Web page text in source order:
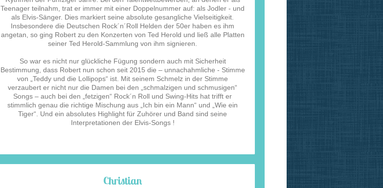
Teenager teilnahm, trat er immer mit einer Doppelnummer auf: als Jodler - und
als Elvis-Sänger. Dies markiert seine absolute gesangliche Vielseitigkeit.
Insbesondere die Deutschen Rock´n´Roll Helden der 50er haben es ihm
angetan, so ging Robert zu den Konzerten von Ted Herold und ließ alle Platten
seiner Ted Herold-Sammlung von ihm signieren.
So war es nicht nur glückliche Fügung sondern auch mit Sicherheit
Bestimmung, dass Robert nun schon seit 2015 die – unnachahmliche - Stimme
von „Teddy und die Lollipops“ ist. Mit seinem Schmelz in der Stimme
verzaubert er nicht nur die Damen bei den „schmalzigen und schmusigen“
Songs – auch bei den „fetzigen“ Rock´n Roll und Swing-Hits hat trifft er
stimmlich genau die richtige Mischung aus „Ich bin ein Mann“ und „Wie ein
Tiger“. Und ein absolutes Highlight für Zuhörer und Band sind seine
Interpretationen der Elvis-Songs !
Christian